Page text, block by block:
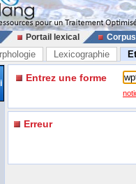
Portail lexical Corpus
Lexicographie
Entrez une forme
Erreur